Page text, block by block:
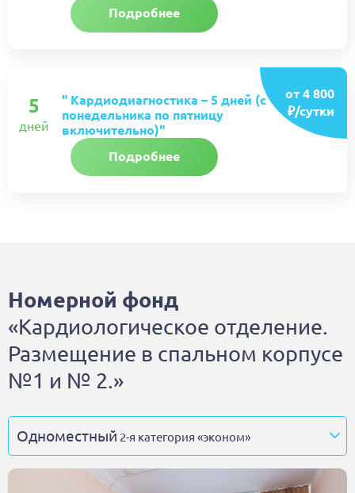
Подробнее
5
дней
" Кардиодиагностика – 5 дней (с
понедельника по пятницу
включительно)"
Подробнее
от 4 800
₽/сутки
Номерной фонд
«Кардиологическое отделение.
Размещение в спальном корпусе
№1 и № 2.»
Одноместный 2-я категория «эконом»
Одноместный